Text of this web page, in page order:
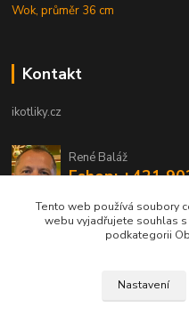
Wok, průměr 36 cm
Kontakt
ikotliky.cz
René Baláž
Eshop: +421
info@ikotliky.cz
Tento web používá soubory
webu vyjadřujete souhlas
podkategorii
Nastavení